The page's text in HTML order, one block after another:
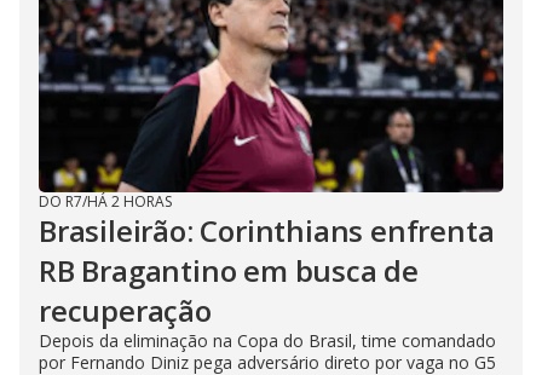
DO R7/HÁ 2 HORAS
Brasileirão: Corinthians enfrenta
RB Bragantino em busca de
recuperação
Depois da eliminação na Copa do Brasil, time comandado
por Fernando Diniz pega adversário direto por vaga no G5